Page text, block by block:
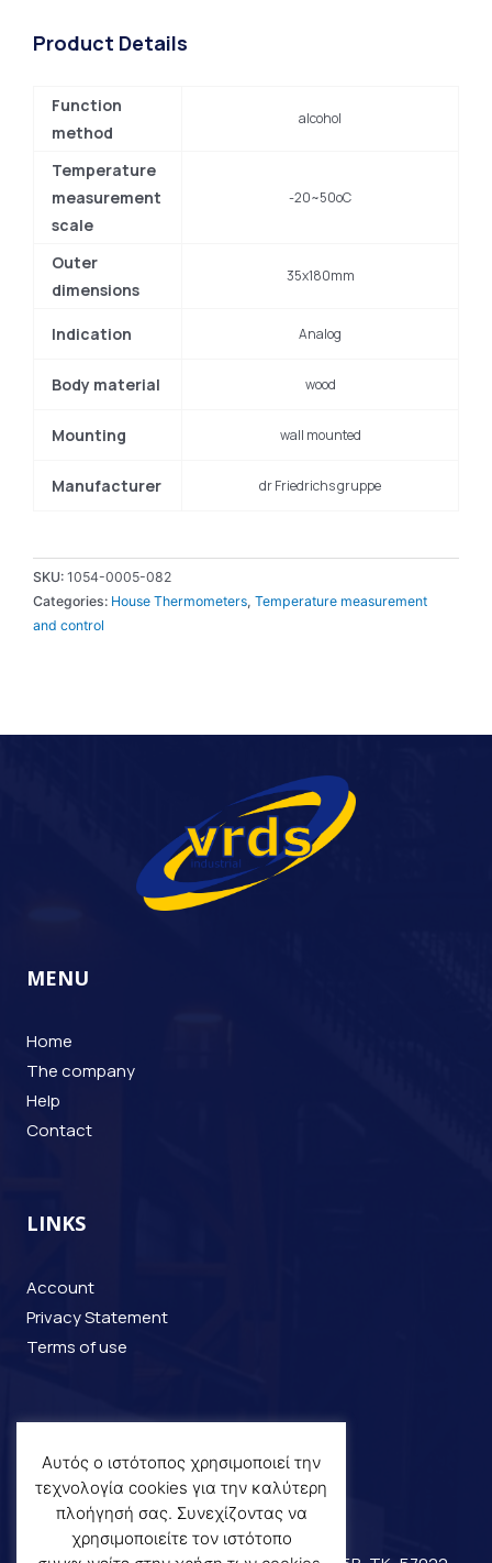
Product Details
Function
method
alcohol
Temperature
measurement
scale
-20~50oC
Outer
dimensions
35x180mm
Indication Analog
Body material wood
Mounting wall mounted
Manufacturer dr Friedrichs gruppe
SKU: 1054-0005-082
Categories: House Thermometers, Temperature measurement
and control
MENU
Home
The company
Help
Contact
LINKS
Account
Privacy Statement
Terms of use
+30 2310 798168
info@vrds-industrial.com
Αυτός ο ιστότοπος χρησιμοποιεί την
τεχνολογία cookies για την καλύτερη
πλοήγησή σας. Συνεχίζοντας να
χρησιμοποιείτε τον ιστότοπο